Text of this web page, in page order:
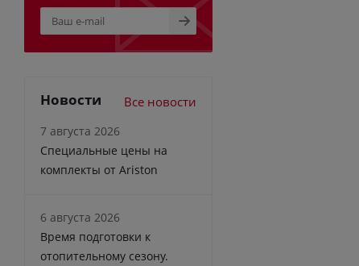
Новости Все новости
7 августа 2026
Специальные цены на
комплекты от Ariston
6 августа 2026
Время подготовки к
отопительному сезону.